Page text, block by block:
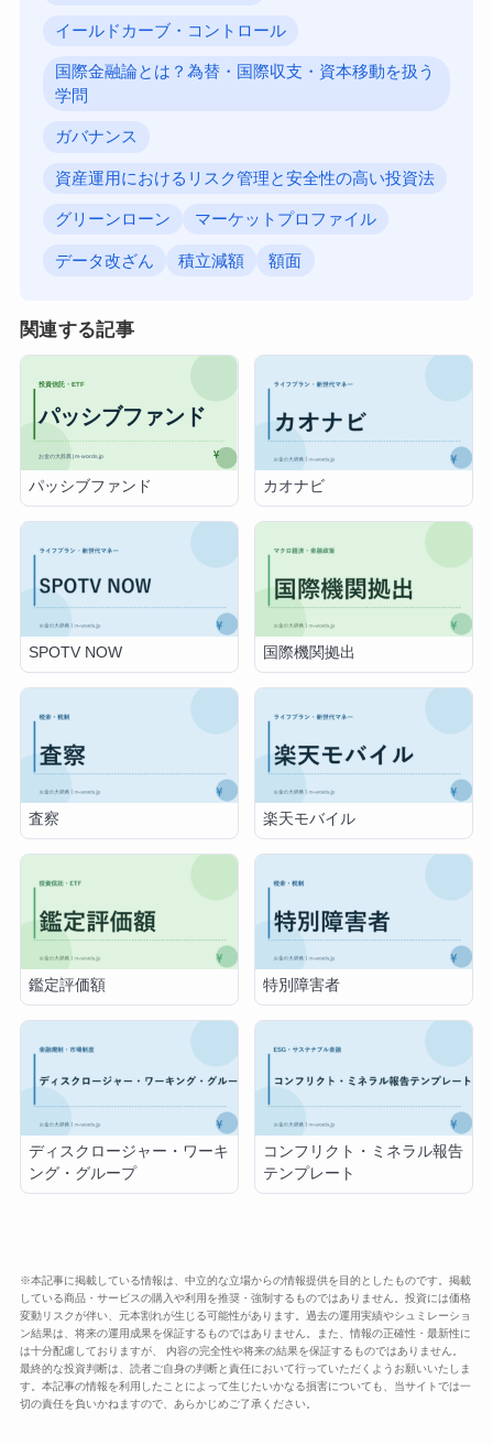
イールドカーブ・コントロール
国際金融論とは？為替・国際収支・資本移動を扱う
学問
ガバナンス
資産運用におけるリスク管理と安全性の高い投資法
グリーンローン マーケットプロファイル
データ改ざん 積立減額 額面
関連する記事
パッシブファンド カオナビ
SPOTV NOW 国際機関拠出
査察 楽天モバイル
鑑定評価額 特別障害者
ディスクロージャー・ワーキ
ング・グループ
コンフリクト・ミネラル報告
テンプレート
※本記事に掲載している情報は、中立的な立場からの情報提供を目的としたものです。掲載
している商品・サービスの購入や利用を推奨・強制するものではありません。投資には価格
変動リスクが伴い、元本割れが生じる可能性があります。過去の運用実績やシュミレーショ
ン結果は、将来の運用成果を保証するものではありません。また、情報の正確性・最新性に
は十分配慮しておりますが、 内容の完全性や将来の結果を保証するものではありません。
最終的な投資判断は、読者ご自身の判断と責任において行っていただくようお願いいたしま
す。本記事の情報を利用したことによって生じたいかなる損害についても、当サイトでは一
切の責任を負いかねますので、あらかじめご了承ください。